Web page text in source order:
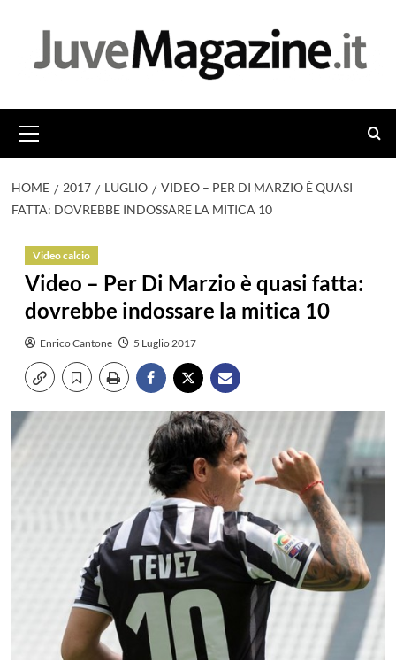
principale
HOME 2017 LUGLIO
VIDEO – PER DI MARZIO È QUASI
FATTA: DOVREBBE INDOSSARE LA MITICA 10
Video calcio
Video – Per Di Marzio è quasi fatta:
dovrebbe indossare la mitica 10
Enrico Cantone 5 Luglio 2017